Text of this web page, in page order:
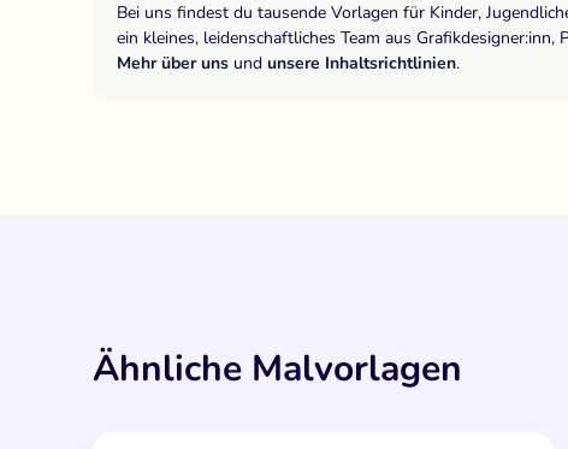
Bei uns findest du tausende Vorlagen für Kinder,
ein kleines, leidenschaftliches Team aus
Mehr über uns und unsere Inhaltsrichtlinien.
Ähnliche Malvorlagen